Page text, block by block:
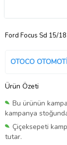
Ford Focus Sd 15/18
OTOCO
Ürün Özeti
Bu ürünün
kampanya
Çiçeksepeti
tutar.